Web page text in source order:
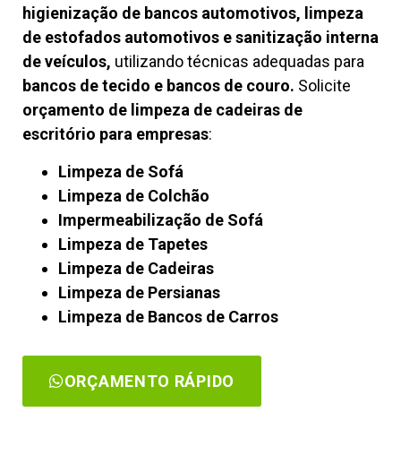
higienização de bancos automotivos, limpeza
de estofados automotivos e sanitização interna
de veículos, utilizando técnicas adequadas para
bancos de tecido e bancos de couro. Solicite
orçamento de limpeza de cadeiras de
escritório para empresas:
Limpeza de Sofá
Limpeza de Colchão
Impermeabilização de Sofá
Limpeza de Tapetes
Limpeza de Cadeiras
Limpeza de Persianas
Limpeza de Bancos de Carros
ORÇAMENTO RÁPIDO